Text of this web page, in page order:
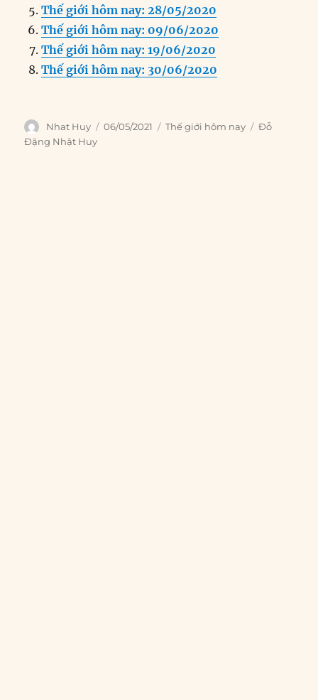
o
k
n
er p m
Thế giới hôm nay: 28/05/2020
Thế giới hôm nay: 09/06/2020
Thế giới hôm nay: 19/06/2020
Thế giới hôm nay: 30/06/2020
Author
Nhat Huy
Posted
06/05/2021 Categories
Thế giới hôm nay Tags
Đỗ
Đặng Nhật Huy